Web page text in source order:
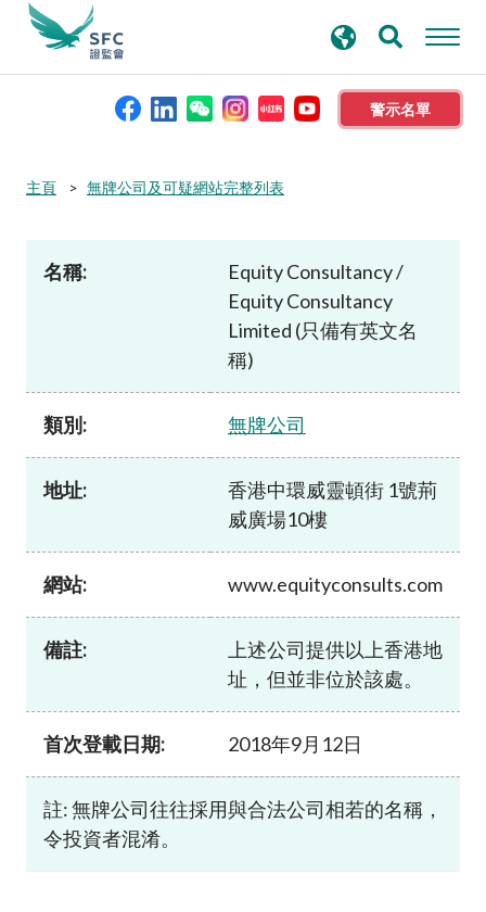
警示名單
本會簡介
新聞稿及公布
加入本會
尋
主頁 無牌公司及可疑網站完整列表
名稱:
Equity Consultancy /
Equity Consultancy
Limited (只備有英文名
稱)
類別: 無牌公司
地址:
香港中環威靈頓街 1號荊
威廣場10樓
網站: www.equityconsults.com
備註:
上述公司提供以上香港地
址，但並非位於該處。
首次登載日期: 2018年9月12日
註: 無牌公司往往採用與合法公司相若的名稱，
令投資者混淆。